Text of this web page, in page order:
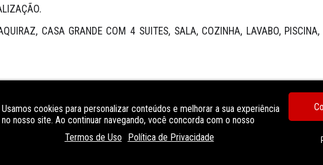
CASA GRANDE COM 4 SUITES, SALA, COZINHA, LAVABO, PISCINA,
jardim
infantil Quadra poliesportiva
Usamos cookies para personalizar conteúdos e melhorar a sua experiência
no nosso site. Ao continuar navegando, você concorda com o nosso
Termos de Uso
Política de Privacidade